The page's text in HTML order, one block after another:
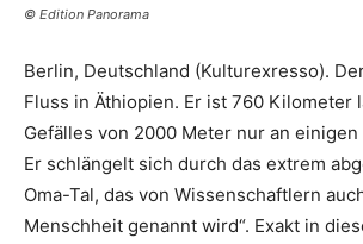
© Edition Panorama
Berlin, Deutschland (Kulturexresso).
Fluss in Äthiopien. Er ist 760 Kilometer
Gefälles von 2000 Meter nur an
Er schlängelt sich durch das extrem
Oma-Tal, das von Wissenschaftlern
Menschheit genannt wird“. Exakt in